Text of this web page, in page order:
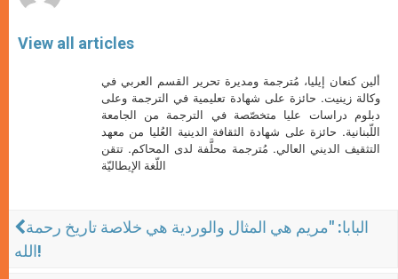
View all articles
ألين كنعان إيليا، مُترجمة ومديرة تحرير القسم العربي في
وكالة زينيت. حائزة على شهادة تعليمية في الترجمة وعلى
دبلوم دراسات عليا متخصّصة في الترجمة من الجامعة
اللّبنانية. حائزة على شهادة الثقافة الدينية العُليا من معهد
التثقيف الديني العالي. مُترجمة محلَّفة لدى المحاكم. تتقن
اللّغة الإيطاليّة
البابا: "مريم هي المثال والوردية هي خلاصة تاريخ رحمة
الله!